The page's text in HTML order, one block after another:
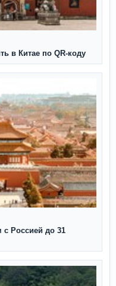
в Китае по QR‑коду
с Россией до 31